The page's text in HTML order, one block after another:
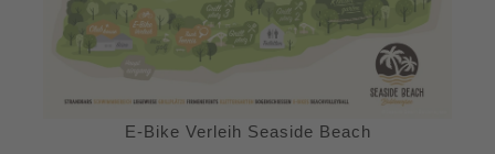
E-Bike Verleih Seaside Beach